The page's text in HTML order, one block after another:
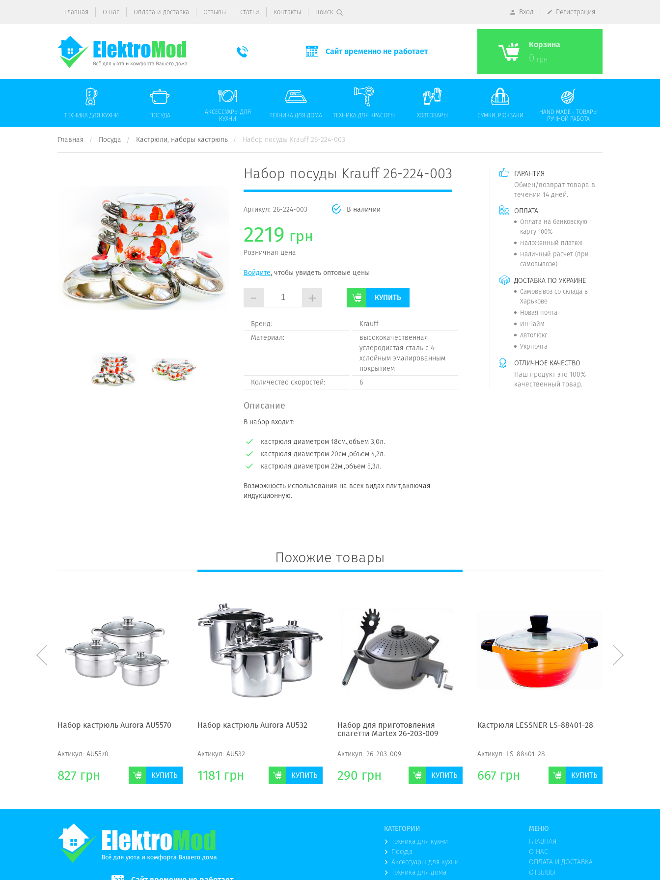
Главная О нас Оплата и доставка Отзывы Статьи Контакты Поиск Вход Регистрация
Сайт временно не работает
Корзина
0 грн
ТЕХНИКА ДЛЯ КУХНИ ПОСУДА
АКСЕССУАРЫ ДЛЯ
КУХНИ
ТЕХНИКА ДЛЯ ДОМА ТЕХНИКА ДЛЯ КРАСОТЫ ХОЗТОВАРЫ СУМКИ, РЮКЗАКИ
HAND MADE - ТОВАРЫ
РУЧНОЙ РАБОТА
Главная Посуда Кастрюли, наборы кастрюль Набор посуды Krauff 26-224-003
Набор посуды Krauff 26-224-003
Артикул: 26-224-003 В наличии
2219 грн
Розничная цена
Войдите, чтобы увидеть оптовые цены
- + КУПИТЬ
Бренд:
Krauff
Материал:
высококачественная
углеродистая сталь с 4-
хслойным эмалированным
покрытием
Количество скоростей:
6
Описание
В набор входит:
кастрюля диаметром 18см.,объем 3,0л.
кастрюля диаметром 20см.,объем 4,2л.
кастрюля диаметром 22м.,объем 5,3л.
Возможность использования на всех видах плит,включая
индукционную.
ГАРАНТИЯ
Обмен/возврат товара в
течении 14 дней.
ОПЛАТА
Оплата на банковскую
карту 100%
Наложенный платеж
Наличный расчет (при
самовывозе)
ДОСТАВКА ПО УКРАИНЕ
Самовывоз со склада в
Харькове
Новая почта
Ин-Тайм
Автолюкс
Укрпочта
ОТЛИЧНОЕ КАЧЕСТВО
Наш продукт это 100%
качественный товар.
Похожие товары
Набор кастрюль Aurora AU5570
Актикул: AU5570
827 грн КУПИТЬ
Набор кастрюль Aurora AU532
Актикул: AU532
1181 грн КУПИТЬ
Набор для приготовления
спагетти Martex 26-203-009
Актикул: 26-203-009
290 грн КУПИТЬ
Кастрюля LESSNER LS-88401-28
Актикул: LS-88401-28
667 грн КУПИТЬ
КАТЕГОРИИ
Техника для кухни
Посуда
Аксессуары для кухни
Техника для дома
МЕНЮ
ГЛАВНАЯ
О НАС
ОПЛАТА И ДОСТАВКА
ОТЗЫВЫ